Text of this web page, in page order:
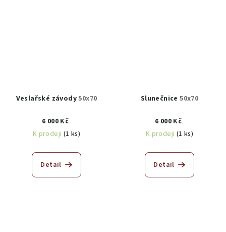
Veslařské závody50x70
6 000 Kč
K prodeji (1 ks)
Detail
Slunečnice50x70
6 000 Kč
K prodeji (1 ks)
Detail